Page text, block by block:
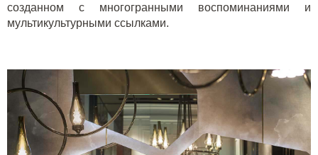
созданном с многогранными воспоминаниями и
мультикультурными ссылками.